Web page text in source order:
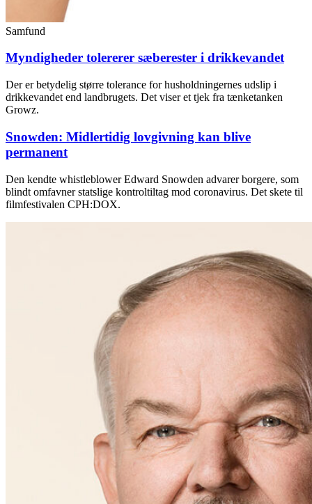
Samfund
Myndigheder tolererer sæberester i drikkevandet
Der er betydelig større tolerance for husholdningernes udslip i
drikkevandet end landbrugets. Det viser et tjek fra tænketanken
Growz.
Snowden: Midlertidig lovgivning kan blive
permanent
Den kendte whistleblower Edward Snowden advarer borgere, som
blindt omfavner statslige kontroltiltag mod coronavirus. Det skete til
filmfestivalen CPH:DOX.